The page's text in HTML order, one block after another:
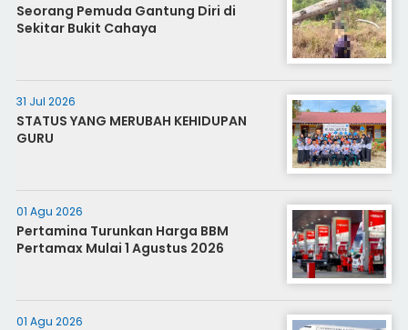
Seorang Pemuda Gantung Diri di
Sekitar Bukit Cahaya
31 Jul 2026
STATUS YANG MERUBAH KEHIDUPAN
GURU
01 Agu 2026
Pertamina Turunkan Harga BBM
Pertamax Mulai 1 Agustus 2026
01 Agu 2026